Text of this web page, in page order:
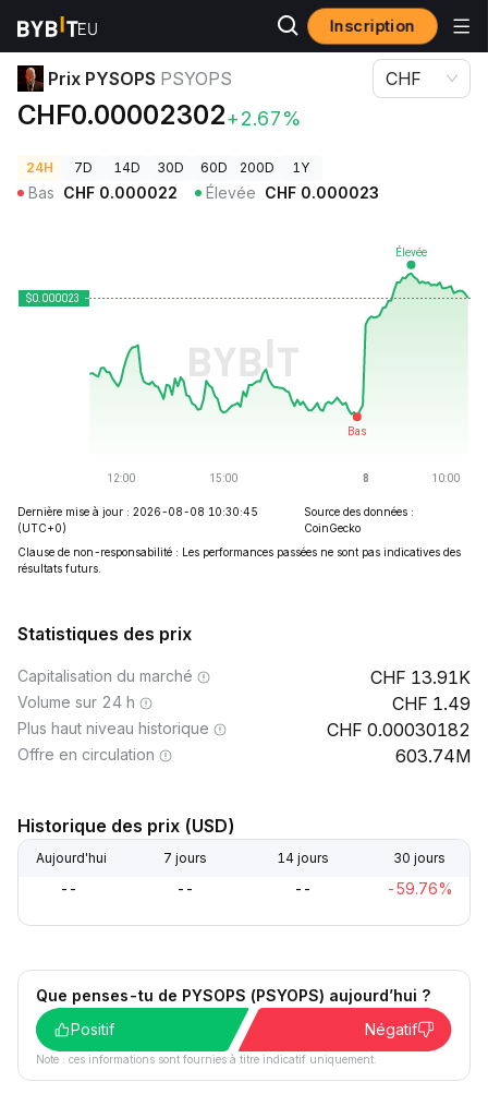
Inscription
Prix des cryptos Prix PYSOPS PSYOPS
Prix PYSOPS PSYOPS
CHF0.00002302+2.67%
CHF
24H 7D 14D 30D 60D 200D 1Y
Bas CHF 0.000022 Élevée CHF 0.000023
Dernière mise à jour : 2026-08-08 10:30:45
(UTC+0)
Source des données :
CoinGecko
Clause de non-responsabilité : Les performances passées ne sont pas indicatives des
résultats futurs.
Statistiques des prix
Capitalisation du marché 13.91K
Volume sur 24 h 1.49
Plus haut niveau historique 0.00030182
Offre en circulation 603.74M
Historique des prix (USD)
Aujourd'hui 7 jours 14 jours 30 jours
-- -- -- -59.76%
Que penses-tu de PYSOPS (PSYOPS) aujourd’hui ?
Positif
Négatif
Note : ces informations sont fournies à titre indicatif uniquement.